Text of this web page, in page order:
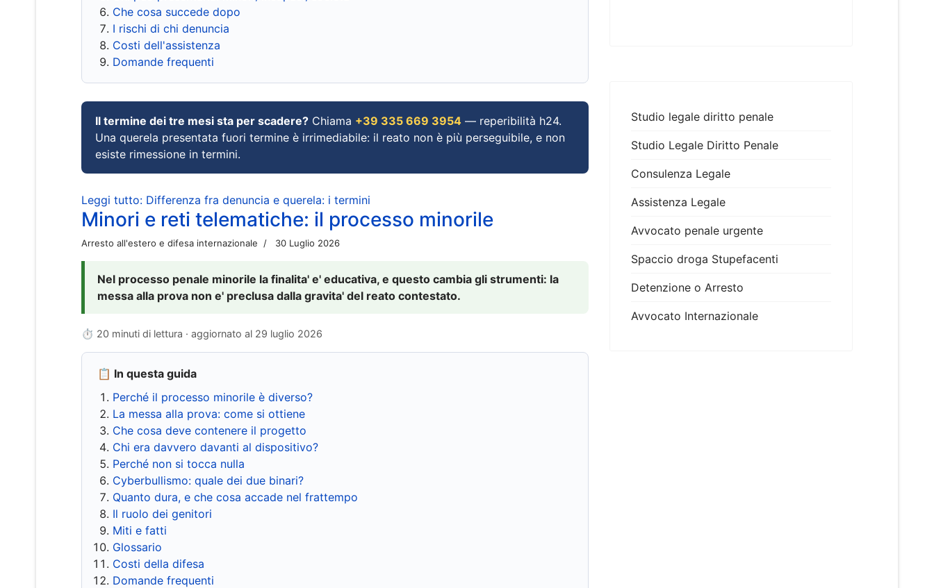
Che cosa succede dopo
I rischi di chi denuncia
Costi dell'assistenza
Domande frequenti
Il termine dei tre mesi sta per scadere? Chiama +39 335 669 3954 — reperibilità h24.
Una querela presentata fuori termine è irrimediabile: il reato non è più perseguibile, e non
esiste rimessione in termini.
Leggi tutto: Differenza fra denuncia e querela: i termini
Minori e reti telematiche: il processo minorile
Arresto all'estero e difesa internazionale 30 Luglio 2026
Nel processo penale minorile la finalita' e' educativa, e questo cambia gli strumenti: la
messa alla prova non e' preclusa dalla gravita' del reato contestato.
⏱ 20 minuti di lettura · aggiornato al 29 luglio 2026
📋 In questa guida
Perché il processo minorile è diverso?
La messa alla prova: come si ottiene
Che cosa deve contenere il progetto
Chi era davvero davanti al dispositivo?
Perché non si tocca nulla
Cyberbullismo: quale dei due binari?
Quanto dura, e che cosa accade nel frattempo
Il ruolo dei genitori
Miti e fatti
Glossario
Costi della difesa
Domande frequenti
Studio legale diritto penale
Studio Legale Diritto Penale
Consulenza Legale
Assistenza Legale
Avvocato penale urgente
Spaccio droga Stupefacenti
Detenzione o Arresto
Avvocato Internazionale